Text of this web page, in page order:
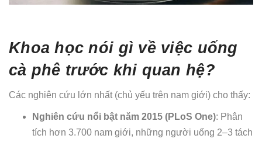
Khoa học nói gì về việc uống
cà phê trước khi quan hệ?
Các nghiên cứu lớn nhất (chủ yếu trên nam giới) cho thấy:
Nghiên cứu nổi bật năm 2015 (PLoS One): Phân
tích hơn 3.700 nam giới, những người uống 2–3 tách